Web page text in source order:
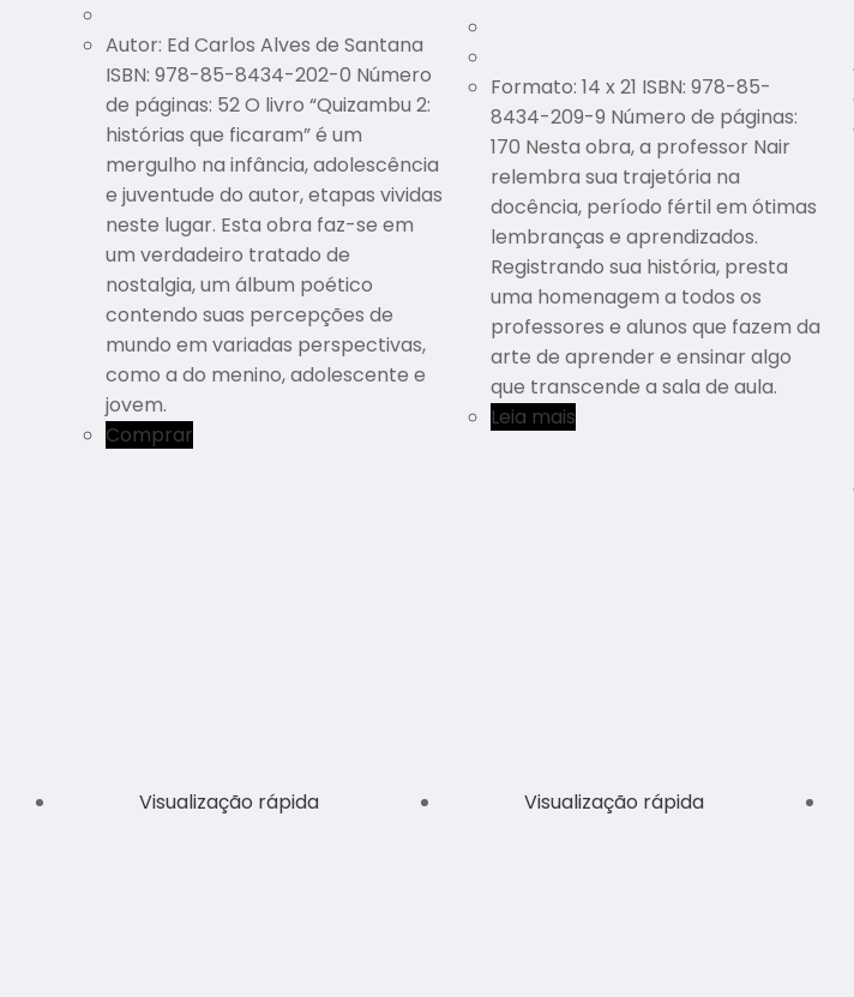
Autor: Ed Carlos Alves de Santana
ISBN: 978-85-8434-202-0 Número
de páginas: 52 O livro “Quizambu 2:
histórias que ficaram” é um
mergulho na infância, adolescência
e juventude do autor, etapas vividas
neste lugar. Esta obra faz-se em
um verdadeiro tratado de
nostalgia, um álbum poético
contendo suas percepções de
mundo em variadas perspectivas,
como a do menino, adolescente e
jovem.
Comprar
Formato: 14 x 21 ISBN: 978-85-
8434-209-9 Número de páginas:
170 Nesta obra, a professor Nair
relembra sua trajetória na
docência, período fértil em ótimas
lembranças e aprendizados.
Registrando sua história, presta
uma homenagem a todos os
professores e alunos que fazem da
arte de aprender e ensinar algo
que transcende a sala de aula.
Leia mais
Visualização rápida Visualização rápida